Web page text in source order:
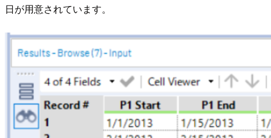
日が用意されています。